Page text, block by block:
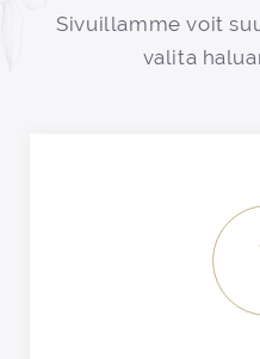
Sivuillamme voit
valita